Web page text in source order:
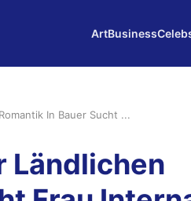
ArtBusiness
In Bauer Sucht ...
Ländlichen